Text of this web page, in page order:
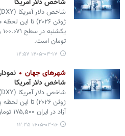
شاخص دلار آمریکا
ژوئن ۲۰۲۶) تا
تومان است.
۱۴۰۵-۰۳-۱۷ ۱۲:۵۷
شهرهای جهان
شاخص دلار آمریکا
آزاد در ایران ۱۷۵,۵۰۰ تومان است.
۱۴۰۵-۰۳-۱۶ ۱۲:۳۵